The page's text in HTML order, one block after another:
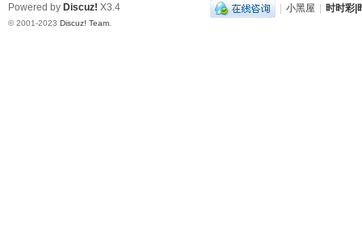
彩|
| 小黑屋 | 时时彩|
Powered by Discuz! X3.4
© 2001-2023 Discuz! Team